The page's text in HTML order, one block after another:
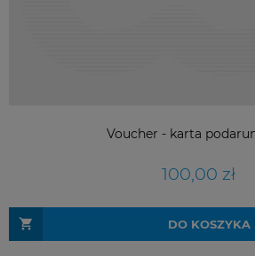
Voucher - karta
100,00 zł
DO KOSZYKA